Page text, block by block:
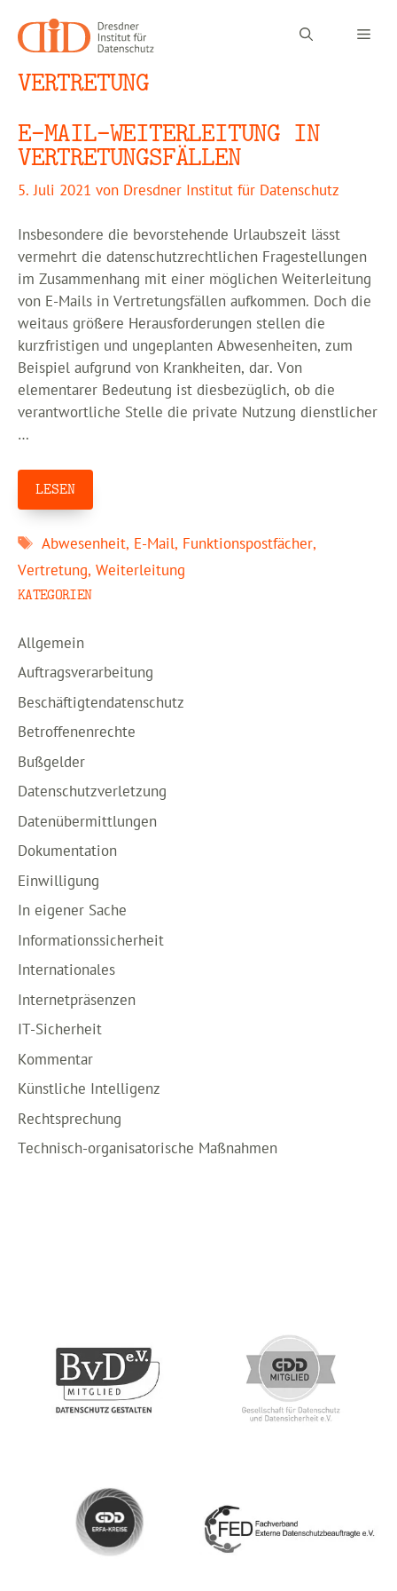
Inhalt
springen
VERTRETUNG
E-MAIL-WEITERLEITUNG IN
VERTRETUNGSFÄLLEN
5. Juli 2021 von Dresdner Institut für Datenschutz
Insbesondere die bevorstehende Urlaubszeit lässt
vermehrt die datenschutzrechtlichen Fragestellungen
im Zusammenhang mit einer möglichen Weiterleitung
von E-Mails in Vertretungsfällen aufkommen. Doch die
weitaus größere Herausforderungen stellen die
kurzfristigen und ungeplanten Abwesenheiten, zum
Beispiel aufgrund von Krankheiten, dar. Von
elementarer Bedeutung ist diesbezüglich, ob die
verantwortliche Stelle die private Nutzung dienstlicher
…
LESEN
Schlagwörter
Abwesenheit, E-Mail, Funktionspostfächer,
Vertretung, Weiterleitung
KATEGORIEN
Allgemein
Auftragsverarbeitung
Beschäftigtendatenschutz
Betroffenenrechte
Bußgelder
Datenschutzverletzung
Datenübermittlungen
Dokumentation
Einwilligung
In eigener Sache
Informationssicherheit
Internationales
Internetpräsenzen
IT-Sicherheit
Kommentar
Künstliche Intelligenz
Rechtsprechung
Technisch-organisatorische Maßnahmen